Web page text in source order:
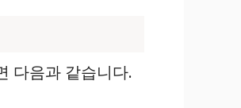
다음과 같습니다.